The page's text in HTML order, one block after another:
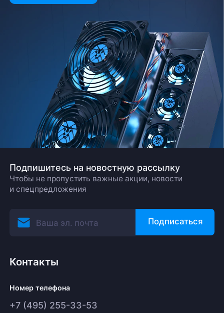
Подпишитесь на новостную рассылку
Чтобы не пропустить важные акции, новости
и спецпредложения
Подписаться
Контакты
Номер телефона
+7 (495) 255-33-53